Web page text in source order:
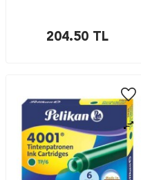
204.50 TL